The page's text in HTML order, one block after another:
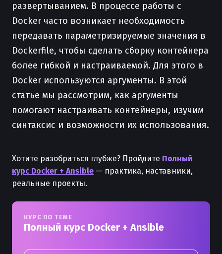
развертыванием. В процессе работы с
Docker часто возникает необходимость
передавать параметризируемые значения в
Dockerfile, чтобы сделать сборку контейнера
более гибкой и настраиваемой. Для этого в
Docker используются аргументы. В этой
статье мы рассмотрим, как аргументы
помогают настраивать контейнеры, изучим
синтаксис и возможности их использования.
Хотите разобраться глубже? Пройдите Полный
курс Docker + Ansible — практика, наставники,
реальные проекты.
КУРС ПО ТЕМЕ
Полный курс Docker + Ansible